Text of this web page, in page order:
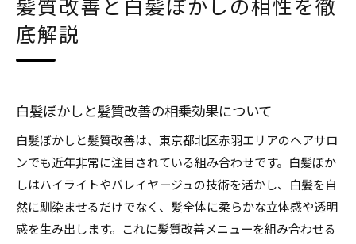
髪質改善と白髪ぼかしの相性を徹
底解説
白髪ぼかしと髪質改善の相乗効果について
白髪ぼかしと髪質改善は、東京都北区赤羽エリアのヘアサロ
ンでも近年非常に注目されている組み合わせです。白髪ぼか
しはハイライトやバレイヤージュの技術を活かし、白髪を自
然に馴染ませるだけでなく、髪全体に柔らかな立体感や透明
感を生み出します。これに髪質改善メニューを組み合わせる